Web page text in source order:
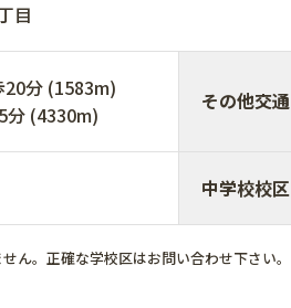
目
20分 (1583m)
分 (4330m)
その他交通
中学校校区
ん。正確な学校区はお問い合わせ下さい。